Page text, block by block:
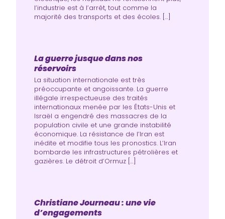
l’industrie est à l’arrêt, tout comme la
majorité des transports et des écoles. […]
La guerre jusque dans nos
réservoirs
La situation internationale est très
préoccupante et angoissante. La guerre
illégale irrespectueuse des traités
internationaux menée par les États-Unis et
Israël a engendré des massacres de la
population civile et une grande instabilité
économique. La résistance de l’Iran est
inédite et modifie tous les pronostics. L’Iran
bombarde les infrastructures pétrolières et
gazières. Le détroit d’Ormuz […]
Christiane Journeau : une vie
d’engagements